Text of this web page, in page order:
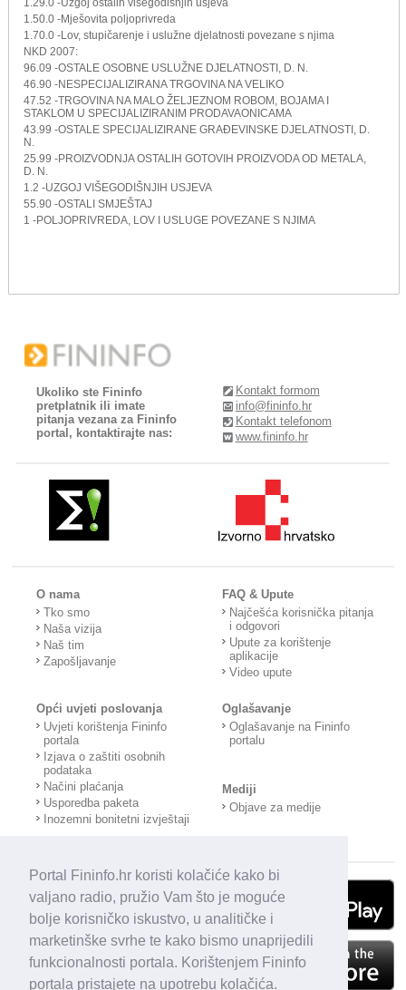
Portal Fininfo.hr koristi kolačiće kako bi
valjano radio, pružio Vam što je moguće
bolje korisničko iskustvo, u analitičke i
marketinške svrhe te kako bismo unaprijedili
funkcionalnosti portala. Korištenjem Fininfo
portala pristajete na upotrebu kolačića.
1.50.0 -Mješovita poljoprivreda
1.70.0 -Lov, stupičarenje i uslužne djelatnosti povezane s njima
NKD 2007:
96.09 -OSTALE OSOBNE USLUŽNE DJELATNOSTI, D. N.
46.90 -NESPECIJALIZIRANA TRGOVINA NA VELIKO
47.52 -TRGOVINA NA MALO ŽELJEZNOM ROBOM, BOJAMA I
STAKLOM U SPECIJALIZIRANIM PRODAVAONICAMA
43.99 -OSTALE SPECIJALIZIRANE GRAĐEVINSKE DJELATNOSTI, D.
N.
25.99 -PROIZVODNJA OSTALIH GOTOVIH PROIZVODA OD METALA,
D. N.
1.2 -UZGOJ VIŠEGODIŠNJIH USJEVA
55.90 -OSTALI SMJEŠTAJ
1 -POLJOPRIVREDA, LOV I USLUGE POVEZANE S NJIMA
Ukoliko ste Fininfo
pretplatnik ili imate
pitanja vezana za Fininfo
portal, kontaktirajte nas:
Kontakt formom
info@fininfo.hr
Kontakt telefonom
www.fininfo.hr
O nama
Tko smo
Naša vizija
Naš tim
Zapošljavanje
FAQ & Upute
Najčešća korisnička pitanja
i odgovori
Upute za korištenje
aplikacije
Video upute
Opći uvjeti poslovanja
Uvjeti korištenja Fininfo
portala
Izjava o zaštiti osobnih
podataka
Načini plaćanja
Usporedba paketa
Inozemni bonitetni izvještaji
Oglašavanje
Oglašavanje na Fininfo
portalu
Mediji
Objave za medije